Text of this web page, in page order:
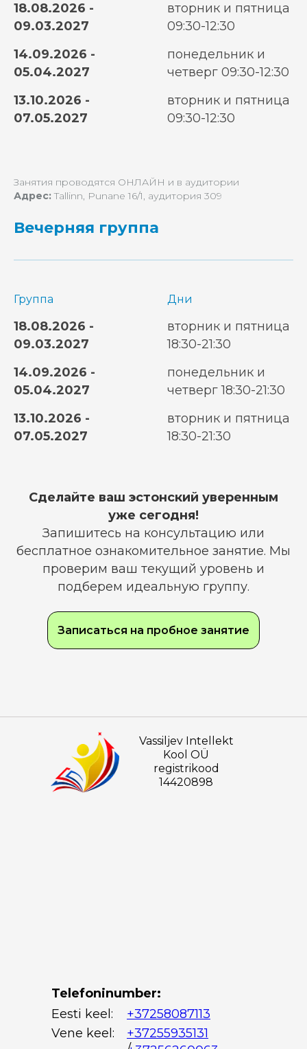
18.08.2026 -
09.03.2027
вторник и пятница
09:30-12:30
14.09.2026 -
05.04.2027
понедельник и
четверг 09:30-12:30
13.10.2026 -
07.05.2027
вторник и пятница
09:30-12:30
Занятия проводятся ОНЛАЙН и в аудитории
Адрес: Tallinn, Punane 16/1, аудитория 309
Вечерняя группа
Группа Дни
18.08.2026 -
09.03.2027
вторник и пятница
18:30-21:30
14.09.2026 -
05.04.2027
понедельник и
четверг 18:30-21:30
13.10.2026 -
07.05.2027
вторник и пятница
18:30-21:30
Сделайте ваш эстонский уверенным
уже сегодня!
Запишитесь на консультацию или
бесплатное ознакомительное занятие. Мы
проверим ваш текущий уровень и
подберем идеальную группу.
Записаться на пробное занятие
Vassiljev Intellekt
Kool OÜ
registrikood
14420898
Vene keel:
+37255935131
Eesti keel: +37258087113
Telefoninumber: